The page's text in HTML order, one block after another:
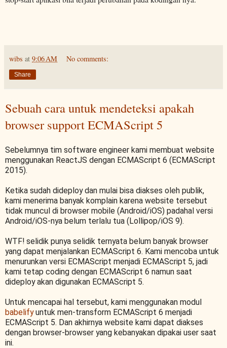
wibs at 9:06 AM No comments:
Share
Sebuah cara untuk mendeteksi apakah
browser support ECMAScript 5
Sebelumnya tim software engineer kami membuat website
menggunakan ReactJS dengan ECMAScript 6 (ECMAScript
2015).
Ketika sudah dideploy dan mulai bisa diakses oleh publik,
kami menerima banyak komplain karena website tersebut
tidak muncul di browser mobile (Android/iOS) padahal versi
Android/iOS-nya belum terlalu tua (Lollipop/iOS 9).
WTF! selidik punya selidik ternyata belum banyak browser
yang dapat menjalankan ECMAScript 6. Kami mencoba untuk
menurunkan versi ECMAScript menjadi ECMAScript 5, jadi
kami tetap coding dengan ECMAScript 6 namun saat
dideploy akan digunakan ECMAScript 5.
Untuk mencapai hal tersebut, kami menggunakan modul
babelifyuntuk men-transform ECMAScript 6 menjadi
ECMAScript 5. Dan akhirnya website kami dapat diakses
dengan browser-browser yang kebanyakan dipakai user saat
ini.